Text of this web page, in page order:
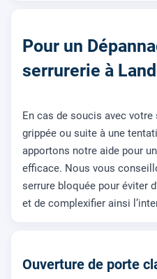
Pour un
serrurerie à
En cas de soucis avec
grippée ou suite à une
apportons notre aide pour
efficace. Nous vous
serrure bloquée pour éviter
et de complexifier ainsi
Ouverture de porte